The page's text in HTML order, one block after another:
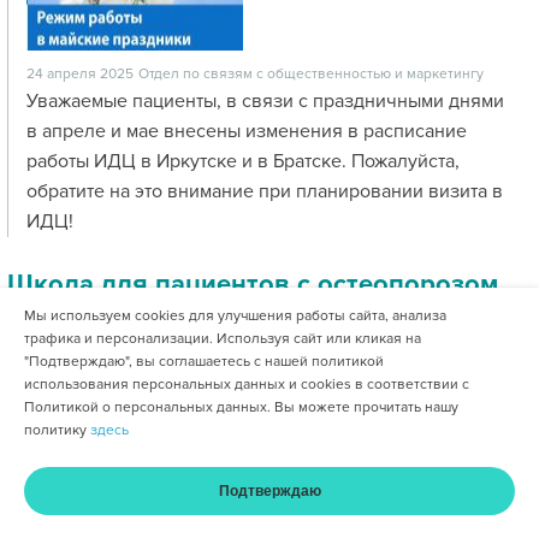
24 апреля 2025 Отдел по связям с общественностью и маркетингу
Уважаемые пациенты, в связи с праздничными днями
в апреле и мае внесены изменения в расписание
работы ИДЦ в Иркутске и в Братске. Пожалуйста,
обратите на это внимание при планировании визита в
ИДЦ!
Школа для пациентов с остеопорозом
17 апреля 2025 Отдел по связям с общественностью и маркетингу
Главная Услуги и цены Оплата Кабинет
Мы используем cookies для улучшения работы сайта, анализа
трафика и персонализации. Используя сайт или кликая на
"Подтверждаю", вы соглашаетесь с нашей политикой
использования персональных данных и cookies в соответствии с
Политикой о персональных данных. Вы можете прочитать нашу
политику здесь
Подтверждаю